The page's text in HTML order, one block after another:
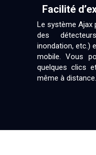
Facilité
Le système
des
inondation, etc.)
mobile. Vous
quelques clics
même à distance.